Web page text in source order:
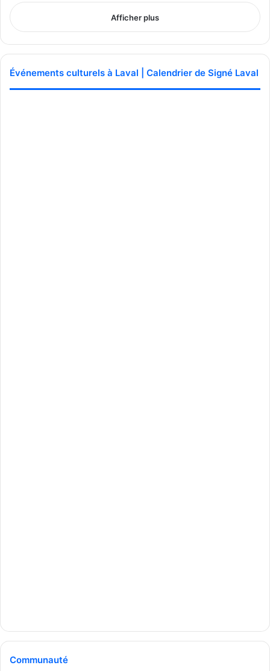
See Full Bio
Publicité sponsorisée par la conseillère municipale de Saint-François et David
De Cotis, conseiller municipal de Saint-Bruno
Afficher plus
Événements culturels à Laval | Calendrier de Signé Laval
Communauté